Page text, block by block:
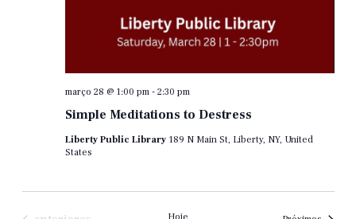
Simple Meditations to Destress
março 28 @ 1:00 pm- 2:30 pm
Liberty Public Library 189 N Main St, Liberty, NY, United
States